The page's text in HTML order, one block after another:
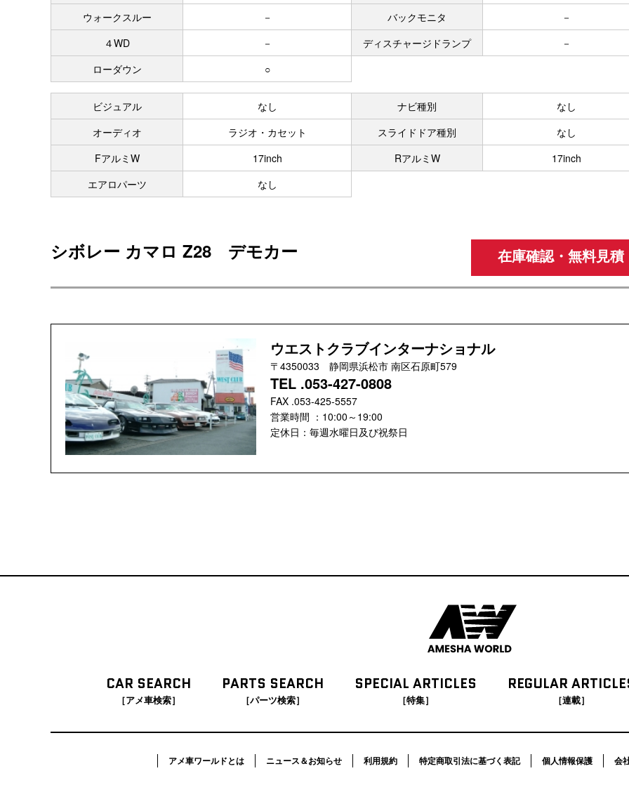
ウォークスルー
－ バックモニタ
－
４WD
－ ディスチャージドランプ
－
ローダウン
○
ビジュアル なし ナビ種別
なし
オーディオ
ラジオ・カセット スライドドア種別
なし
FアルミW
17inch RアルミW
17inch
エアロパーツ
なし
シボレー カマロ Z28 デモカー 在庫確認・無料見積
ウエストクラブインターナショナル
〒4350033 静岡県浜松市 南区石原町579
TEL .053-427-0808
FAX .053-425-5557
営業時間 ：10:00～19:00
定休日：毎週水曜日及び祝祭日
CAR SEARCH
［アメ車検索］
PARTS SEARCH
［パーツ検索］
SPECIAL ARTICLES
［特集］
REGULAR
［連載］
アメ車ワールドとは ニュース＆お知らせ 利用規約 特定商取引法に基づく表記 個人情報保護 会